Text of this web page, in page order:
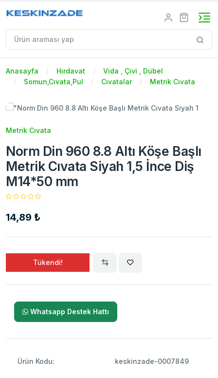
Anasayfa Hırdavat
Vida , Çivi , Dübel
Somun,Cıvata,Pul
Cıvatalar Metrik Cıvata
Metrik Cıvata
Norm Din 960 8.8 Altı Köşe Başlı
Metrik Cıvata Siyah 1,5 İnce Diş
M14*50 mm
14,89 ₺
Tükendi!
Whatsapp Destek Hattı
Ürün Kodu: keskinzade-0007849